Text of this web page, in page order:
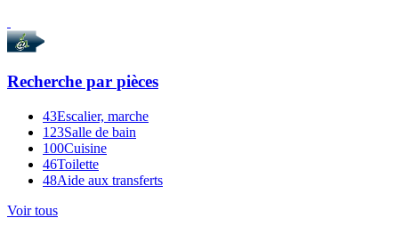
Recherche par pièces
43Escalier, marche
123Salle de bain
100Cuisine
46Toilette
48Aide aux transferts
Voir tous